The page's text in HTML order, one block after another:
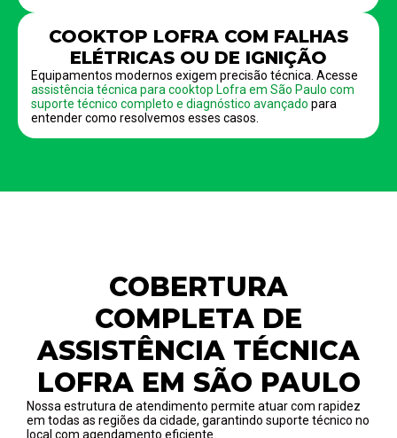
COOKTOP LOFRA COM FALHAS
ELÉTRICAS OU DE IGNIÇÃO
Equipamentos modernos exigem precisão técnica. Acesse
assistência técnica para cooktop Lofra em São Paulo com
suporte técnico completo e diagnóstico avançado para
entender como resolvemos esses casos.
COBERTURA
COMPLETA DE
ASSISTÊNCIA TÉCNICA
LOFRA EM SÃO PAULO
Nossa estrutura de atendimento permite atuar com rapidez
em todas as regiões da cidade, garantindo suporte técnico no
local com agendamento eficiente.